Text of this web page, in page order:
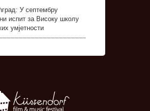
У септембру
испит за Високу школу
умјетности